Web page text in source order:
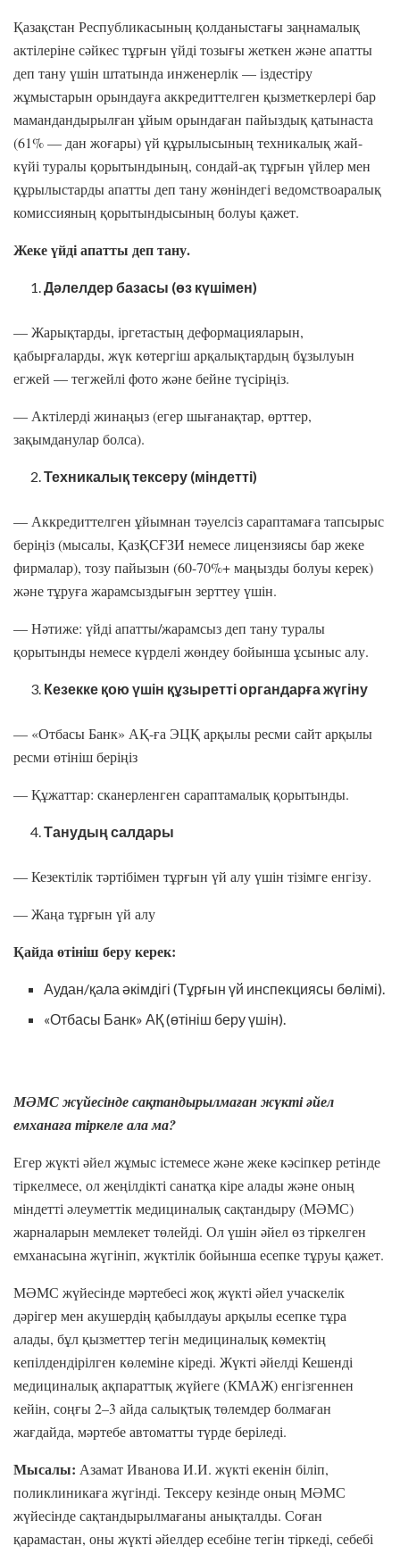
Қазақстан Республикасының қолданыстағы заңнамалық
актілеріне сәйкес тұрғын үйді тозығы жеткен және апатты
деп тану үшін штатында инженерлік — іздестіру
жұмыстарын орындауға аккредиттелген қызметкерлері бар
мамандандырылған ұйым орындаған пайыздық қатынаста
(61% — дан жоғары) үй құрылысының техникалық жай-
күйі туралы қорытындының, сондай-ақ тұрғын үйлер мен
құрылыстарды апатты деп тану жөніндегі ведомствоаралық
комиссияның қорытындысының болуы қажет.
Жеке үйді апатты деп тану.
Дәлелдер базасы (өз күшімен)
— Жарықтарды, іргетастың деформацияларын,
қабырғаларды, жүк көтергіш арқалықтардың бұзылуын
егжей — тегжейлі фото және бейне түсіріңіз.
— Актілерді жинаңыз (егер шығанақтар, өрттер,
зақымданулар болса).
Техникалық тексеру (міндетті)
— Аккредиттелген ұйымнан тәуелсіз сараптамаға тапсырыс
беріңіз (мысалы, ҚазҚСҒЗИ немесе лицензиясы бар жеке
фирмалар), тозу пайызын (60-70%+ маңызды болуы керек)
және тұруға жарамсыздығын зерттеу үшін.
— Нәтиже: үйді апатты/жарамсыз деп тану туралы
қорытынды немесе күрделі жөндеу бойынша ұсыныс алу.
Кезекке қою үшін құзыретті органдарға жүгіну
— «Отбасы Банк» АҚ-ға ЭЦҚ арқылы ресми сайт арқылы
ресми өтініш беріңіз
— Құжаттар: сканерленген сараптамалық қорытынды.
Танудың салдары
— Кезектілік тәртібімен тұрғын үй алу үшін тізімге енгізу.
— Жаңа тұрғын үй алу
Қайда өтініш беру керек:
Аудан/қала әкімдігі (Тұрғын үй инспекциясы бөлімі).
«Отбасы Банк» АҚ (өтініш беру үшін).
МӘМС жүйесінде сақтандырылмаған жүкті әйел
емханаға тіркеле ала ма?
Егер жүкті әйел жұмыс істемесе және жеке кәсіпкер ретінде
тіркелмесе, ол жеңілдікті санатқа кіре алады және оның
міндетті әлеуметтік медициналық сақтандыру (МӘМС)
жарналарын мемлекет төлейді. Ол үшін әйел өз тіркелген
емханасына жүгініп, жүктілік бойынша есепке тұруы қажет.
МӘМС жүйесінде мәртебесі жоқ жүкті әйел учаскелік
дәрігер мен акушердің қабылдауы арқылы есепке тұра
алады, бұл қызметтер тегін медициналық көмектің
кепілдендірілген көлеміне кіреді. Жүкті әйелді Кешенді
медициналық ақпараттық жүйеге (КМАЖ) енгізгеннен
кейін, соңғы 2–3 айда салықтық төлемдер болмаған
жағдайда, мәртебе автоматты түрде беріледі.
Мысалы: Азамат Иванова И.И. жүкті екенін біліп,
поликлиникаға жүгінді. Тексеру кезінде оның МӘМС
жүйесінде сақтандырылмағаны анықталды. Соған
қарамастан, оны жүкті әйелдер есебіне тегін тіркеді, себебі